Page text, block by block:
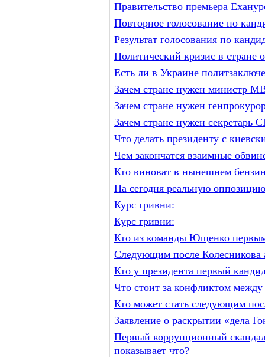
Правительство премьера
Повторное голосование по
Результат голосования по
Политический кризис в стране
Есть ли в Украине
Зачем стране нужен министр
Зачем стране нужен
Зачем стране нужен секретарь
Что делать президенту с
Чем закончатся взаимные
Кто виноват в нынешнем
На сегодня реальную
Курс гривни:
Курс гривни:
Кто из команды Ющенко первым
Следующим после Колесникова
Кто у президента первый
Что стоит за конфликтом
Кто может стать следующим
Заявление о раскрытии «дела
Первый коррупционный
показывает что?